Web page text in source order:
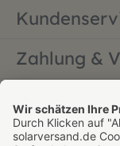
Zahlung &